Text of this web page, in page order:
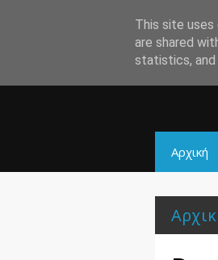
Αρχική
This site
are shared
statistics,